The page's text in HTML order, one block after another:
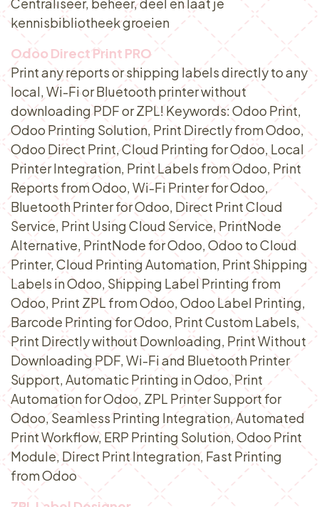
kennisbibliotheek groeien
Odoo Direct Print PRO
Print any reports or shipping labels directly to any
local, Wi-Fi or Bluetooth printer without
downloading PDF or ZPL! Keywords: Odoo Print,
Odoo Printing Solution, Print Directly from Odoo,
Odoo Direct Print, Cloud Printing for Odoo, Local
Printer Integration, Print Labels from Odoo, Print
Reports from Odoo, Wi-Fi Printer for Odoo,
Bluetooth Printer for Odoo, Direct Print Cloud
Service, Print Using Cloud Service, PrintNode
Alternative, PrintNode for Odoo, Odoo to Cloud
Printer, Cloud Printing Automation, Print Shipping
Labels in Odoo, Shipping Label Printing from
Odoo, Print ZPL from Odoo, Odoo Label Printing,
Barcode Printing for Odoo, Print Custom Labels,
Print Directly without Downloading, Print Without
Downloading PDF, Wi-Fi and Bluetooth Printer
Support, Automatic Printing in Odoo, Print
Automation for Odoo, ZPL Printer Support for
Odoo, Seamless Printing Integration, Automated
Print Workflow, ERP Printing Solution, Odoo Print
Module, Direct Print Integration, Fast Printing
from Odoo